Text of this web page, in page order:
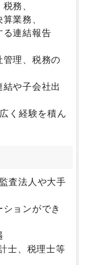
務、
業務、
る連結報告
理、税務の
や子会社出
く経験を積ん
査法人や大手
ョンができ
士、税理士等